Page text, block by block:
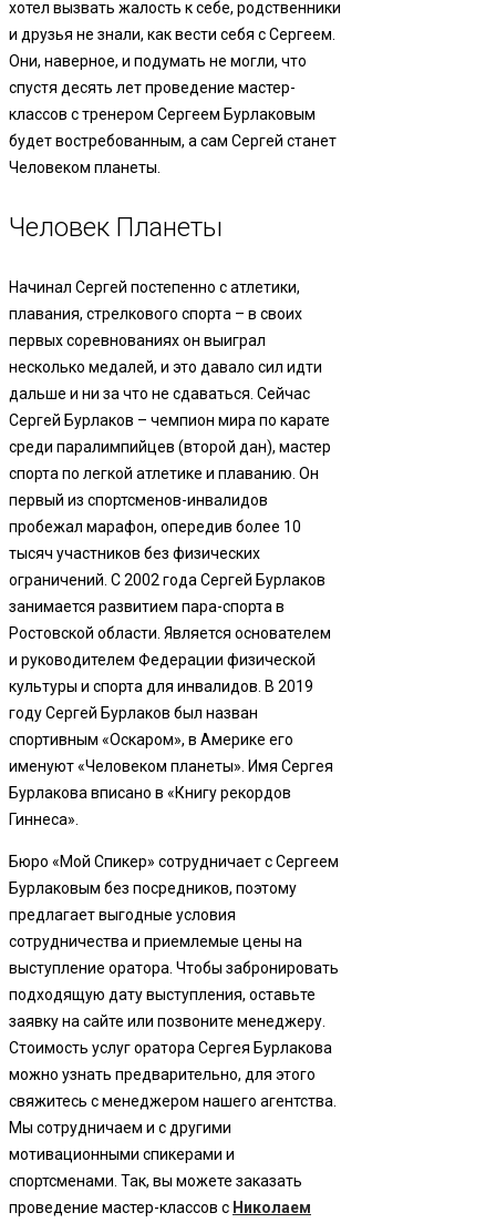
хотел вызвать жалость к себе, родственники
и друзья не знали, как вести себя с Сергеем.
Они, наверное, и подумать не могли, что
спустя десять лет проведение мастер-
классов с тренером Сергеем Бурлаковым
будет востребованным, а сам Сергей станет
Человеком планеты.
Человек Планеты
Начинал Сергей постепенно с атлетики,
плавания, стрелкового спорта – в своих
первых соревнованиях он выиграл
несколько медалей, и это давало сил идти
дальше и ни за что не сдаваться. Сейчас
Сергей Бурлаков – чемпион мира по карате
среди паралимпийцев (второй дан), мастер
спорта по легкой атлетике и плаванию. Он
первый из спортсменов-инвалидов
пробежал марафон, опередив более 10
тысяч участников без физических
ограничений. С 2002 года Сергей Бурлаков
занимается развитием пара-спорта в
Ростовской области. Является основателем
и руководителем Федерации физической
культуры и спорта для инвалидов. В 2019
году Сергей Бурлаков был назван
спортивным «Оскаром», в Америке его
именуют «Человеком планеты». Имя Сергея
Бурлакова вписано в «Книгу рекордов
Гиннеса».
Бюро «Мой Спикер» сотрудничает с Сергеем
Бурлаковым без посредников, поэтому
предлагает выгодные условия
сотрудничества и приемлемые цены на
выступление оратора. Чтобы забронировать
подходящую дату выступления, оставьте
заявку на сайте или позвоните менеджеру.
Стоимость услуг оратора Сергея Бурлакова
можно узнать предварительно, для этого
свяжитесь с менеджером нашего агентства.
Мы сотрудничаем и с другими
мотивационными спикерами и
спортсменами. Так, вы можете заказать
проведение мастер-классов с Николаем